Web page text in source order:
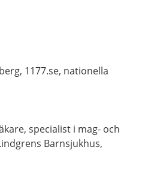
1177.se, nationella
specialist i mag- och
Barnsjukhus,